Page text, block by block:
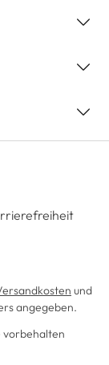
und
angegeben.
vorbehalten